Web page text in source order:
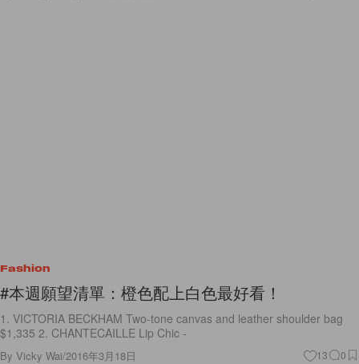
Fashion
#本週願望清單：橙色配上白色最好看！
1. VICTORIA BECKHAM Two-tone canvas and leather shoulder bag
$1,335 2. CHANTECAILLE Lip Chic -
By Vicky Wai/2016年3月18日 13 0